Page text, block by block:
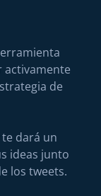
activamente
de
te dará un
ideas junto
los tweets.